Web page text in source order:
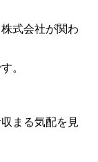
式会社が関わ
。
まる気配を見